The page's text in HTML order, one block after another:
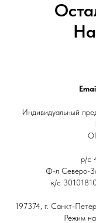
Индивидуальный
р/с
Ф-л Северо-
к/с
197374, г. Санкт-
Режим